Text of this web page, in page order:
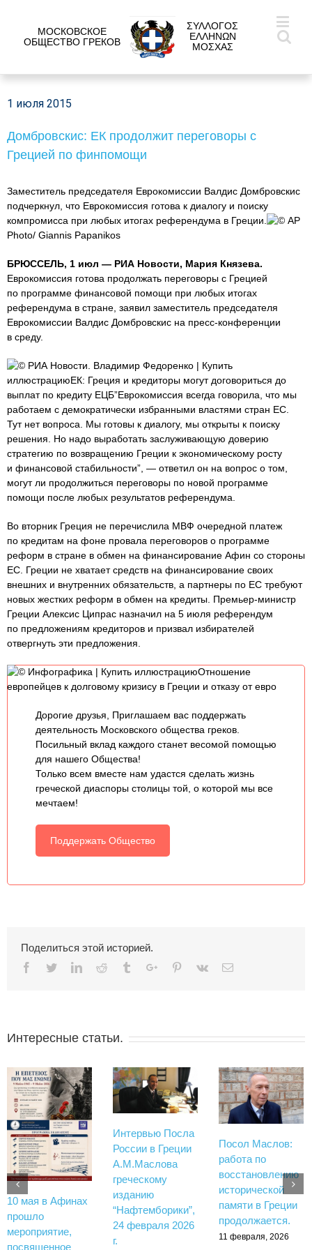
МОСКОВСКОЕ
ОБЩЕСТВО ГРЕКОВ
ΣΥΛΛΟΓΟΣ
ΕΛΛΗΝΩΝ
ΜΟΣΧΑΣ
1 июля 2015
Домбровскис: ЕК продолжит переговоры с
Грецией по финпомощи
Заместитель председателя Еврокомиссии Валдис Домбровскис
подчеркнул, что Еврокомиссия готова к диалогу и поиску
компромисса при любых итогах референдума в Греции.
© AP
Photo/ Giannis Papanikos
БРЮССЕЛЬ, 1 июл — РИА Новости, Мария Князева.
Еврокомиссия готова продолжать переговоры с Грецией
по программе финансовой помощи при любых итогах
референдума в стране, заявил заместитель председателя
Еврокомиссии Валдис Домбровскис на пресс-конференции
в среду.
© РИА Новости. Владимир Федоренко | Купить
иллюстрациюЕК: Греция и кредиторы могут договориться до
выплат по кредиту ЕЦБ”Еврокомиссия всегда говорила, что мы
работаем с демократически избранными властями стран ЕС.
Тут нет вопроса. Мы готовы к диалогу, мы открыты к поиску
решения. Но надо выработать заслуживающую доверию
стратегию по возвращению Греции к экономическому росту
и финансовой стабильности”, — ответил он на вопрос о том,
могут ли продолжиться переговоры по новой программе
помощи после любых результатов референдума.
Во вторник Греция не перечислила МВФ очередной платеж
по кредитам на фоне провала переговоров о программе
реформ в стране в обмен на финансирование Афин со стороны
ЕС. Греции не хватает средств на финансирование своих
внешних и внутренних обязательств, а партнеры по ЕС требуют
новых жестких реформ в обмен на кредиты. Премьер-министр
Греции Алексис Ципрас назначил на 5 июля референдум
по предложениям кредиторов и призвал избирателей
отвергнуть эти предложения.
© Инфографика | Купить иллюстрациюОтношение
европейцев к долговому кризису в Греции и отказу от евро
Дорогие друзья, Приглашаем вас поддержать
деятельность Московского общества греков.
Посильный вклад каждого станет весомой помощью
для нашего Общества!
Только всем вместе нам удастся сделать жизнь
греческой диаспоры столицы той, о которой мы все
мечтаем!
Поддержать Общество
Поделиться этой историей.
Facebook
TwitterLinkedinReddit TumblrGoogle+Pinterest
Vk Email
Интересные статьи.
10 мая в Афинах
прошло
мероприятие,
посвященное
Интервью Посла
России в Греции
А.М.Маслова
греческому
изданию
“Нафтемборики”,
24 февраля 2026
г.
Посол Маслов:
работа по
восстановлению
исторической
памяти в Греции
продолжается.
11 февраля, 2026